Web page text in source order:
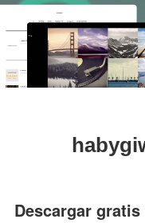
Descargar